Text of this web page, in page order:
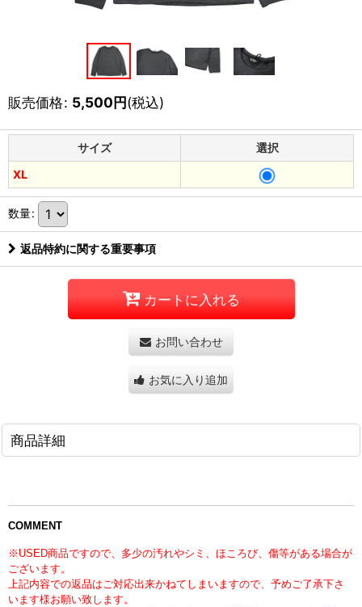
販売価格: 5,500円(税込)
サイズ
選択
XL
数量:
返品特約に関する重要事項
カートに入れる
お問い合わせ
お気に入り追加
商品詳細
COMMENT
※USED商品ですので、多少の汚れやシミ、ほころび、傷等がある場合が
ございます。
上記内容での返品はご対応出来かねてしまいますので、予めご了承下さ
います様お願い致します。